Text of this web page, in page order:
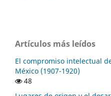
Artículos más leídos
El compromiso intelectual
México (1907-1920)
48